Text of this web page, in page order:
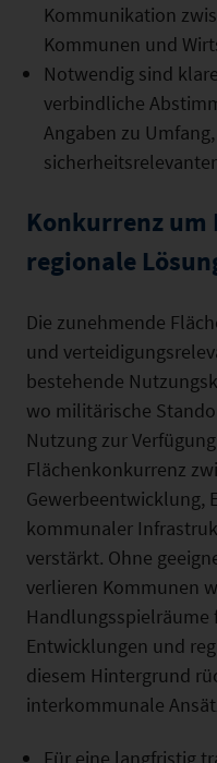
Kommunikation
Kommunen und
Notwendig sind
verbindliche
Angaben zu
Konkurrenz um
regionale
Die zunehmende
und
bestehende
wo militärische
Nutzung zur
Flächenkonkurrenz
Gewerbeentwicklung,
kommunaler
verstärkt. Ohne
verlieren Kommunen
Entwicklungen und
diesem Hintergrund
interkommunale